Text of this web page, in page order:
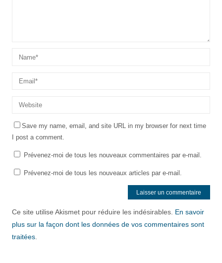
Save my name, email, and site URL in my browser for next time
I post a comment.
Prévenez-moi de tous les nouveaux commentaires par e-mail.
Prévenez-moi de tous les nouveaux articles par e-mail.
Ce site utilise Akismet pour réduire les indésirables. En savoir
plus sur la façon dont les données de vos commentaires sont
traitées